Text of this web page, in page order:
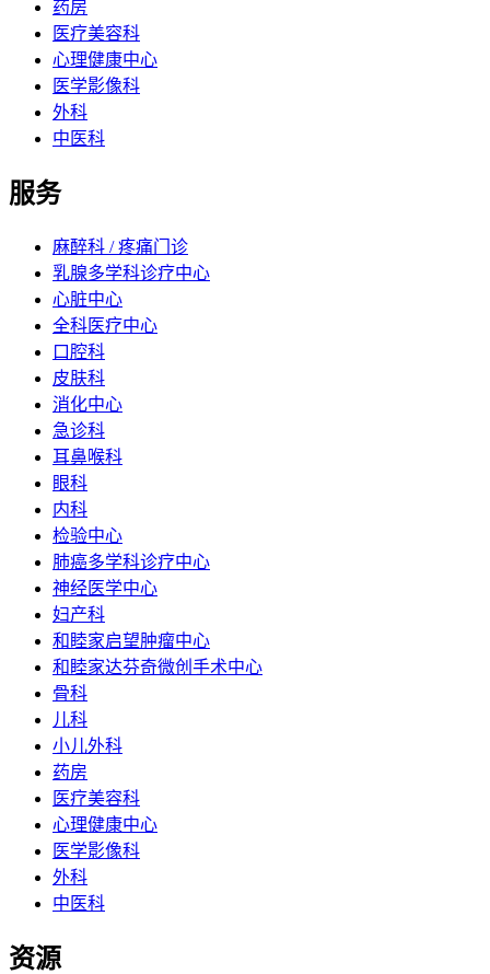
药房
医疗美容科
心理健康中心
医学影像科
外科
中医科
服务
麻醉科 / 疼痛门诊
乳腺多学科诊疗中心
心脏中心
全科医疗中心
口腔科
皮肤科
消化中心
急诊科
耳鼻喉科
眼科
内科
检验中心
肺癌多学科诊疗中心
神经医学中心
妇产科
和睦家启望肿瘤中心
和睦家达芬奇微创手术中心
骨科
儿科
小儿外科
药房
医疗美容科
心理健康中心
医学影像科
外科
中医科
资源